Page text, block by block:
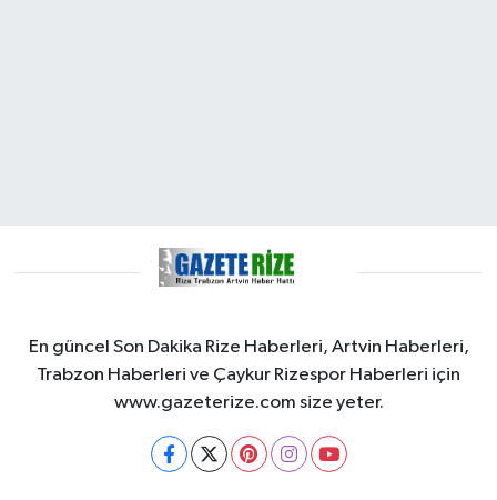
En güncel Son Dakika Rize Haberleri, Artvin Haberleri,
Trabzon Haberleri ve Çaykur Rizespor Haberleri için
www.gazeterize.com size yeter.